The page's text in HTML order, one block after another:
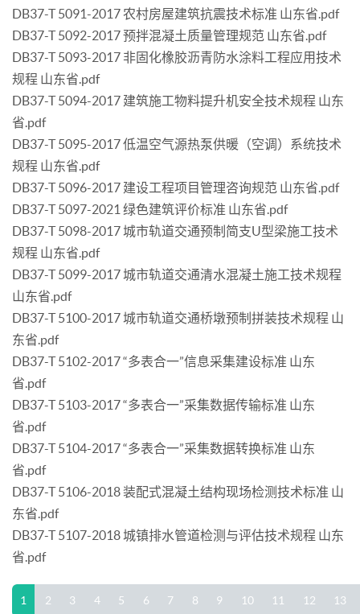
DB37-T 5091-2017 农村房屋建筑抗震技术标准 山东省.pdf
DB37-T 5092-2017 预拌混凝土质量管理规范 山东省.pdf
DB37-T 5093-2017 非固化橡胶沥青防水涂料工程应用技术
规程 山东省.pdf
DB37-T 5094-2017 建筑施工物料提升机安全技术规程 山东
省.pdf
DB37-T 5095-2017 低温空气源热泵供暖（空调）系统技术
规程 山东省.pdf
DB37-T 5096-2017 建设工程项目管理咨询规范 山东省.pdf
DB37-T 5097-2021 绿色建筑评价标准 山东省.pdf
DB37-T 5098-2017 城市轨道交通预制简支U型梁施工技术
规程 山东省.pdf
DB37-T 5099-2017 城市轨道交通清水混凝土施工技术规程
山东省.pdf
DB37-T 5100-2017 城市轨道交通桥墩预制拼装技术规程 山
东省.pdf
DB37-T 5102-2017 “多表合一”信息采集建设标准 山东
省.pdf
DB37-T 5103-2017 “多表合一”采集数据传输标准 山东
省.pdf
DB37-T 5104-2017 “多表合一”采集数据转换标准 山东
省.pdf
DB37-T 5106-2018 装配式混凝土结构现场检测技术标准 山
东省.pdf
DB37-T 5107-2018 城镇排水管道检测与评估技术规程 山东
省.pdf
1 2 3 4 5 6 7 8 9 10 11 12 13